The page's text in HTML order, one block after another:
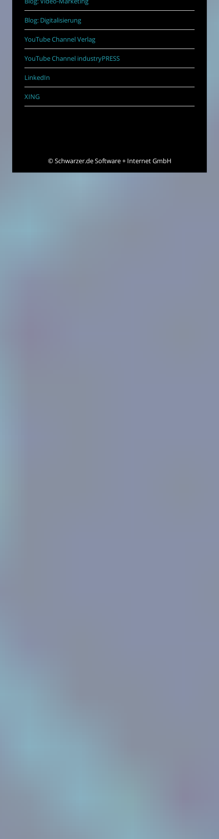
Blog: Digitalisierung
YouTube Channel Verlag
YouTube Channel industryPRESS
LinkedIn
XING
©Schwarzer.de Software + Internet GmbH